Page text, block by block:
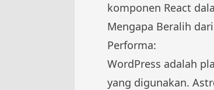
komponen React
Mengapa Beralih
Performa:
WordPress adalah
yang digunakan.